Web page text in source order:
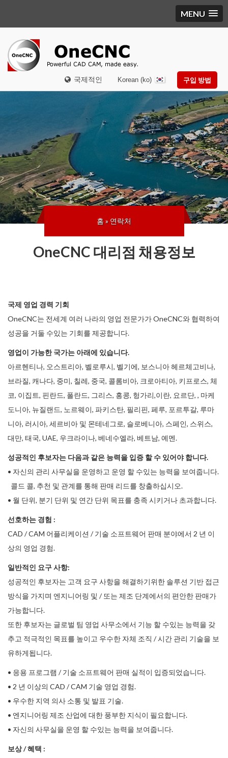
MENU
국제적인 구입 방법
Korean (ko)
홈» 연락처
OneCNC 대리점 채용정보
국제 영업 경력 기회
OneCNC는 전세계 여러 나라의 영업 전문가가 OneCNC와 협력하여
성공을 거둘 수있는 기회를 제공합니다.
영업이 가능한 국가는 아래에 있습니다.
아르헨티나, 오스트리아, 벨로루시, 벨기에, 보스니아 헤르체고비나,
브라질, 캐나다, 중미, 칠레, 중국, 콜롬비아, 크로아티아, 키프로스, 체
코, 이집트, 핀란드, 폴란드, 그리스, 홍콩, 헝가리,이란, 요르단, , 마케
도니아, 뉴질랜드, 노르웨이, 파키스탄, 필리핀, 페루, 포르투갈, 루마
니아, 러시아, 세르비아 및 몬테네그로, 슬로베니아, 스페인, 스위스,
대만, 태국, UAE, 우크라이나, 베네수엘라, 베트남, 예멘.
성공적인 후보자는 다음과 같은 능력을 입증 할 수 있어야 합니다.
• 자신의 관리 사무실을 운영하고 운영 할 수있는 능력을 보여줍니다.
콜드 콜, 추천 및 관계를 통해 판매 리드를 창출하십시오.
• 월 단위, 분기 단위 및 연간 단위 목표를 충족 시키거나 초과합니다.
선호하는 경험 :
CAD / CAM 어플리케이션 / 기술 소프트웨어 판매 분야에서 2 년 이
상의 영업 경험.
일반적인 요구 사항:
성공적인 후보자는 고객 요구 사항을 해결하기위한 솔루션 기반 접근
방식을 가지며 엔지니어링 및 / 또는 제조 단계에서의 편안한 판매가
가능합니다.
또한 후보자는 글로벌 팀 영업 사무소에서 기능 할 수있는 능력을 갖
추고 적극적인 목표를 높이고 우수한 자체 조직 / 시간 관리 기술을 보
유하게됩니다.
• 응용 프로그램 / 기술 소프트웨어 판매 실적이 입증되었습니다.
• 2 년 이상의 CAD / CAM 기술 영업 경험.
• 우수한 지역 의사 소통 및 발표 기술.
• 엔지니어링 제조 산업에 대한 풍부한 지식이 필요합니다.
• 자신의 사무실을 운영 할 수있는 능력을 보여줍니다.
보상 / 혜택 :